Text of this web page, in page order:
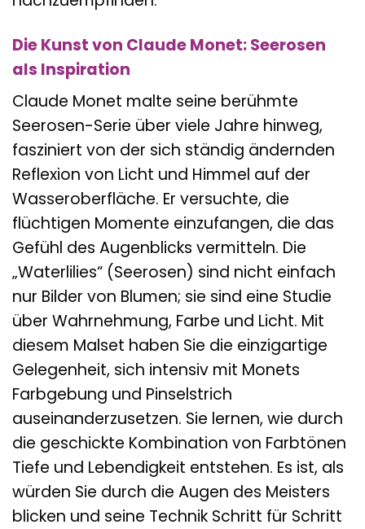
Die Kunst von Claude Monet: Seerosen
als Inspiration
Claude Monet malte seine berühmte
Seerosen-Serie über viele Jahre hinweg,
fasziniert von der sich ständig ändernden
Reflexion von Licht und Himmel auf der
Wasseroberfläche. Er versuchte, die
flüchtigen Momente einzufangen, die das
Gefühl des Augenblicks vermitteln. Die
„Waterlilies“ (Seerosen) sind nicht einfach
nur Bilder von Blumen; sie sind eine Studie
über Wahrnehmung, Farbe und Licht. Mit
diesem Malset haben Sie die einzigartige
Gelegenheit, sich intensiv mit Monets
Farbgebung und Pinselstrich
auseinanderzusetzen. Sie lernen, wie durch
die geschickte Kombination von Farbtönen
Tiefe und Lebendigkeit entstehen. Es ist, als
würden Sie durch die Augen des Meisters
blicken und seine Technik Schritt für Schritt